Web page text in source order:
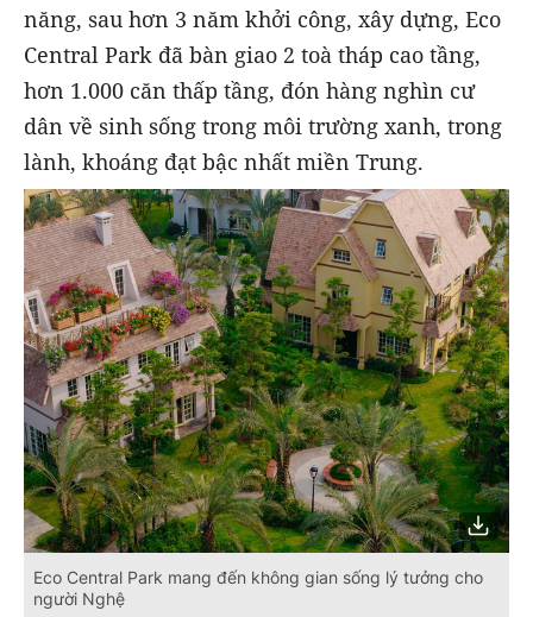
năng, sau hơn 3 năm khởi công, xây dựng, Eco
Central Park đã bàn giao 2 toà tháp cao tầng,
hơn 1.000 căn thấp tầng, đón hàng nghìn cư
dân về sinh sống trong môi trường xanh, trong
lành, khoáng đạt bậc nhất miền Trung.
Eco Central Park mang đến không gian sống lý tưởng cho
người Nghệ